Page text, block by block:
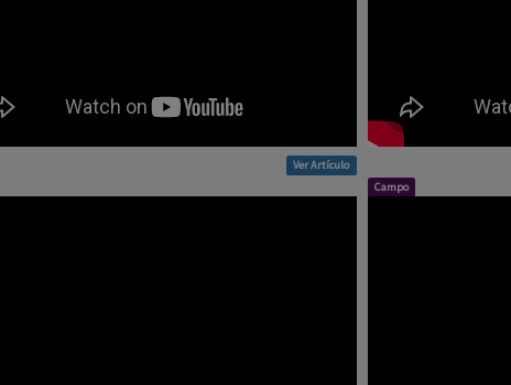
Ver Artículo
Campo